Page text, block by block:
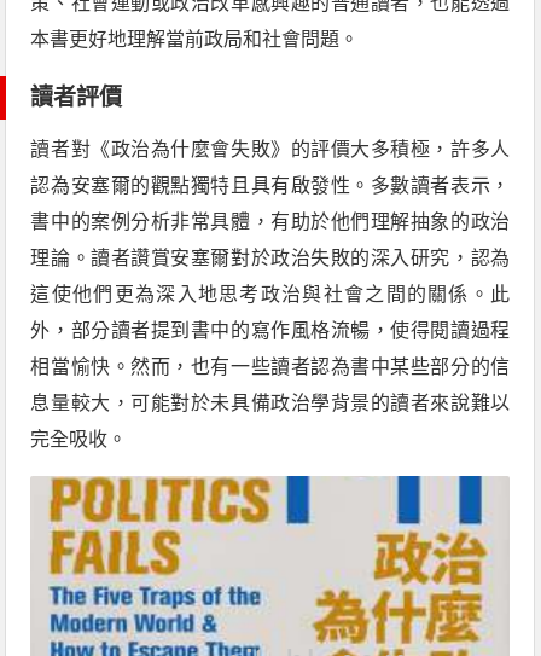
本書更好地理解當前政局和社會問題。
讀者評價
讀者對《政治為什麼會失敗》的評價大多積極，許多人
認為安塞爾的觀點獨特且具有啟發性。多數讀者表示，
書中的案例分析非常具體，有助於他們理解抽象的政治
理論。讀者讚賞安塞爾對於政治失敗的深入研究，認為
這使他們更為深入地思考政治與社會之間的關係。此
外，部分讀者提到書中的寫作風格流暢，使得閱讀過程
相當愉快。然而，也有一些讀者認為書中某些部分的信
息量較大，可能對於未具備政治學背景的讀者來說難以
完全吸收。